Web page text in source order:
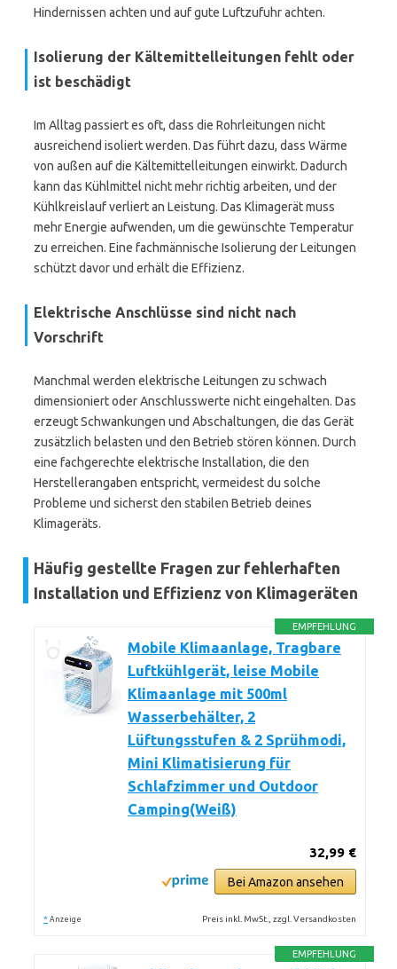
Hindernissen achten und auf gute Luftzufuhr achten.
Isolierung der Kältemittelleitungen fehlt oder
ist beschädigt
Im Alltag passiert es oft, dass die Rohrleitungen nicht
ausreichend isoliert werden. Das führt dazu, dass Wärme
von außen auf die Kältemittelleitungen einwirkt. Dadurch
kann das Kühlmittel nicht mehr richtig arbeiten, und der
Kühlkreislauf verliert an Leistung. Das Klimagerät muss
mehr Energie aufwenden, um die gewünschte Temperatur
zu erreichen. Eine fachmännische Isolierung der Leitungen
schützt davor und erhält die Effizienz.
Elektrische Anschlüsse sind nicht nach
Vorschrift
Manchmal werden elektrische Leitungen zu schwach
dimensioniert oder Anschlusswerte nicht eingehalten. Das
erzeugt Schwankungen und Abschaltungen, die das Gerät
zusätzlich belasten und den Betrieb stören können. Durch
eine fachgerechte elektrische Installation, die den
Herstellerangaben entspricht, vermeidest du solche
Probleme und sicherst den stabilen Betrieb deines
Klimageräts.
Häufig gestellte Fragen zur fehlerhaften
Installation und Effizienz von Klimageräten
EMPFEHLUNG
Mobile Klimaanlage, Tragbare
Luftkühlgerät, leise Mobile
Klimaanlage mit 500ml
Wasserbehälter, 2
Lüftungsstufen & 2 Sprühmodi,
Mini Klimatisierung für
Schlafzimmer und Outdoor
Camping(Weiß)
32,99 €
Bei Amazon ansehen
* Anzeige Preis inkl. MwSt., zzgl. Versandkosten
EMPFEHLUNG